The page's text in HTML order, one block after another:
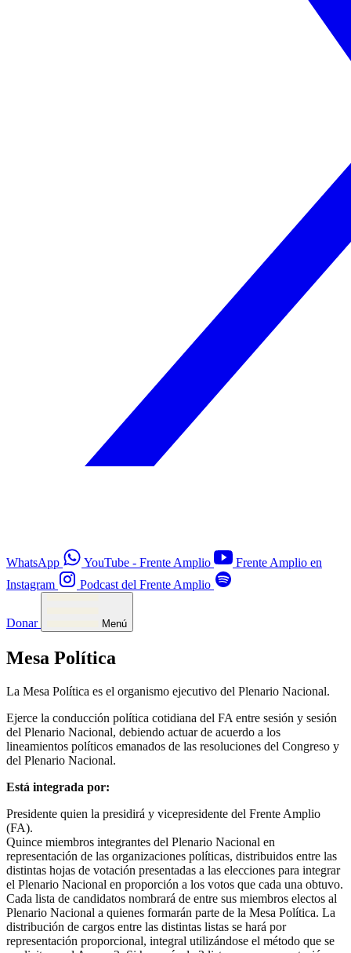
WhatsApp YouTube - Frente Amplio
Frente Amplio en
Instagram
Podcast del Frente Amplio
Donar Menú
Mesa Política
La Mesa Política es el organismo ejecutivo del Plenario Nacional.
Ejerce la conducción política cotidiana del FA entre sesión y sesión
del Plenario Nacional, debiendo actuar de acuerdo a los
lineamientos políticos emanados de las resoluciones del Congreso y
del Plenario Nacional.
Está integrada por:
Presidente quien la presidirá y vicepresidente del Frente Amplio
(FA).
Quince miembros integrantes del Plenario Nacional en
representación de las organizaciones políticas, distribuidos entre las
distintas hojas de votación presentadas a las elecciones para integrar
el Plenario Nacional en proporción a los votos que cada una obtuvo.
Cada lista de candidatos nombrará de entre sus miembros electos al
Plenario Nacional a quienes formarán parte de la Mesa Política. La
distribución de cargos entre las distintas listas se hará por
representación proporcional, integral utilizándose el método que se